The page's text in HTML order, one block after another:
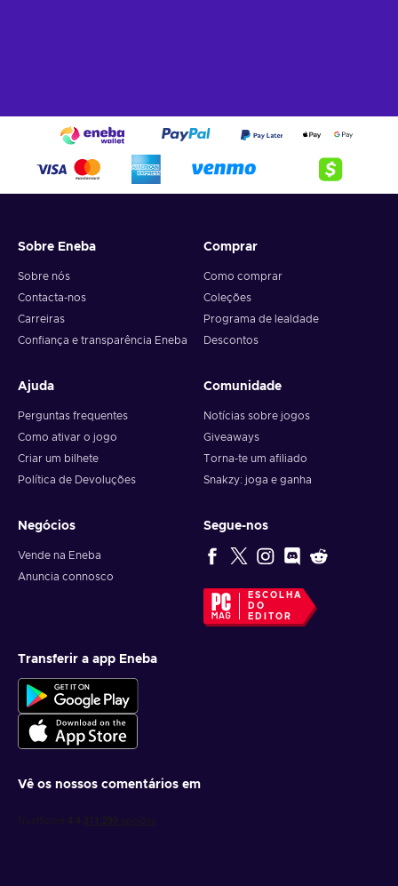
Sobre Eneba
Sobre nós
Contacta-nos
Carreiras
Confiança e transparência Eneba
Comprar
Como comprar
Coleções
Programa de lealdade
Descontos
Ajuda
Perguntas frequentes
Como ativar o jogo
Criar um bilhete
Política de Devoluções
Comunidade
Notícias sobre jogos
Giveaways
Torna-te um afiliado
Snakzy: joga e ganha
Negócios
Vende na Eneba
Anuncia connosco
Segue-nos
ESCOLHA
DO
EDITOR
Transferir a app Eneba
Vê os nossos comentários em